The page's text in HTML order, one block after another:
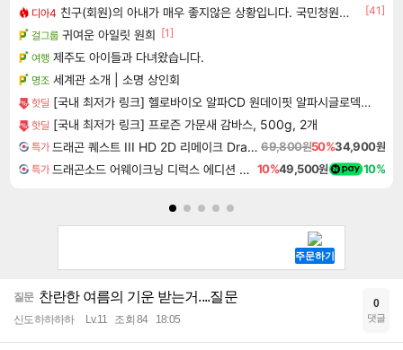
디아4 친구(회원)의 아내가 매우 좋지않은 상황입니다. 국민청원동의를 부탁드립니다.(췌장암 신약)
[41]
걸그룹 귀여운 아일릿 원희 [1]
여행 제주도 아이들과 다녀왔습니다.
명조 세계관 소개 | 소명 상인회
핫딜 [국내 최저가 링크] 헬로바이오 알파CD 원데이핏 알파시글로덱스트린, 3g, 14포, 12개
핫딜 [국내 최저가 링크] 프로즌 가문새 감바스, 500g, 2개
특가 드래곤 퀘스트 III HD 2D 리메이크 Dragon Quest III HD 2D Remake 69,800원50%34,900원
특가 드래곤소드 어웨이크닝 디럭스 에디션 DragonSword Awakening Deluxe Edition 10%49,500원 10%
질문 찬란한 여름의 기운 받는거....질문
신도하하하하 Lv.11 조회 84 18:05
0
댓글